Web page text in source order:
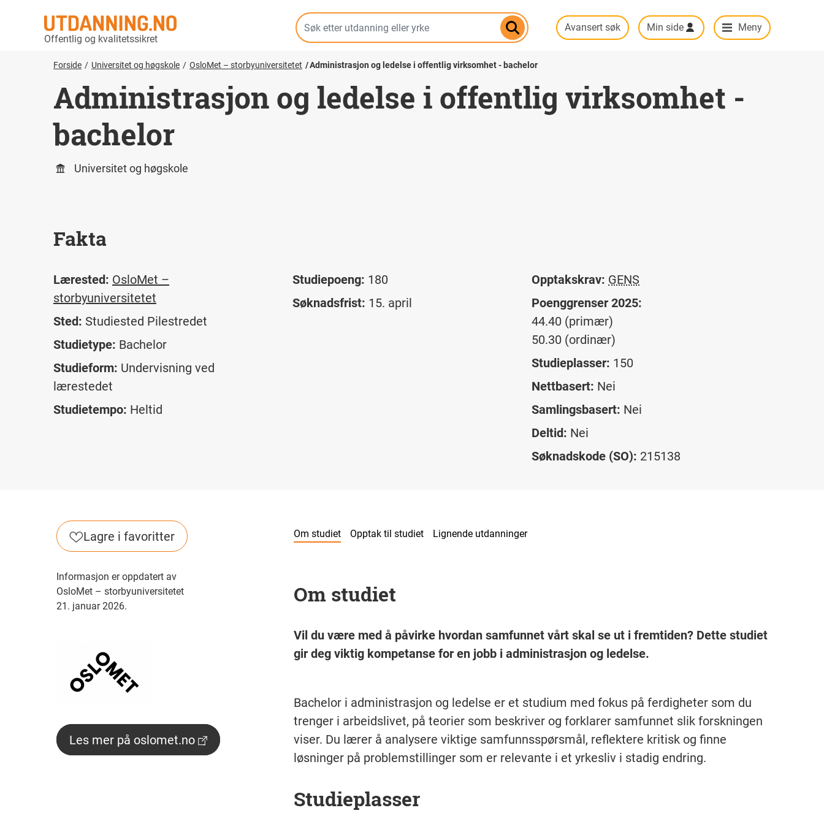
hovedinnhold
Offentlig og kvalitetssikret
Avansert søk Min side Meny
Forside Universitet og høgskole OsloMet – storbyuniversitetet Administrasjon og ledelse i offentlig virksomhet - bachelor
Administrasjon og ledelse i offentlig virksomhet -
bachelor
Universitet og høgskole
Fakta
Lærested: OsloMet –
storbyuniversitetet
Sted: Studiested Pilestredet
Studietype: Bachelor
Studieform: Undervisning ved
lærestedet
Studietempo: Heltid
Studiepoeng: 180
Søknadsfrist: 15. april
Opptakskrav: GENS
Poenggrenser 2025:
44.40 (primær)
50.30 (ordinær)
Studieplasser: 150
Nettbasert: Nei
Samlingsbasert: Nei
Deltid: Nei
Søknadskode (SO): 215138
Lagre i favoritter
Informasjon er oppdatert av
OsloMet – storbyuniversitetet
21. januar 2026.
Les mer på oslomet.no
Om studiet Opptak til studiet Lignende utdanninger
Om studiet
Vil du være med å påvirke hvordan samfunnet vårt skal se ut i fremtiden? Dette studiet
gir deg viktig kompetanse for en jobb i administrasjon og ledelse.
Bachelor i administrasjon og ledelse er et studium med fokus på ferdigheter som du
trenger i arbeidslivet, på teorier som beskriver og forklarer samfunnet slik forskningen
viser. Du lærer å analysere viktige samfunnsspørsmål, reflektere kritisk og finne
løsninger på problemstillinger som er relevante i et yrkesliv i stadig endring.
Studieplasser